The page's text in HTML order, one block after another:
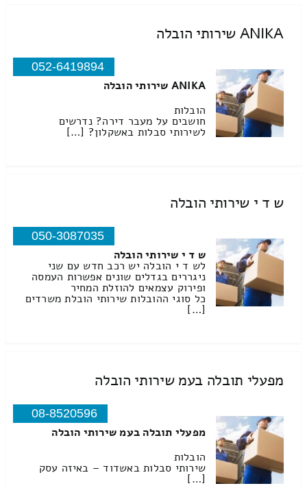
ANIKA שירותי הובלה
052-6419894
ANIKA שירותי הובלה
הובלות
חושבים על מעבר דירה? נדרשים
לשירותי סבלות באשקלון? […]
ש ד י שירותי הובלה
050-3087035
ש ד י שירותי הובלה
לש ד י הובלה יש רכב חדש עם שני
ניגררים בגדלים שונים אפשרות העמסה
ופירוק עצמאים להוזלת המחיר
כל סוגי ההובלות שירותי הובלת משרדים
[…]
מפעלי תובלה בעמ שירותי הובלה
08-8520596
מפעלי תובלה בעמ שירותי הובלה
הובלות
שירותי סבלות באשדוד – באיזה עסק
[…]